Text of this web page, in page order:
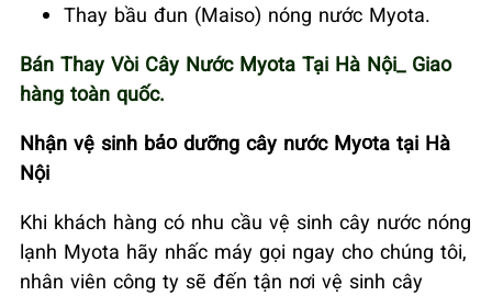
Thay bầu đun (Maiso) nóng nước Myota.
Bán Thay Vòi Cây Nước Myota Tại Hà Nội_ Giao
hàng toàn quốc.
Nhận vệ sinh bảo dưỡng cây nước Myota tại Hà
Nội
Khi khách hàng có nhu cầu vệ sinh cây nước nóng
lạnh Myota hãy nhấc máy gọi ngay cho chúng tôi,
nhân viên công ty sẽ đến tận nơi vệ sinh cây